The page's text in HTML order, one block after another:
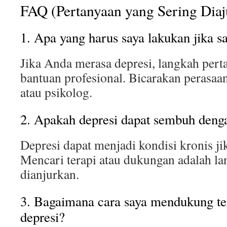
FAQ (Pertanyaan yang Sering
1. Apa yang harus saya lakukan jika
Jika Anda merasa depresi, langkah
bantuan profesional. Bicarakan
atau psikolog.
2. Apakah depresi dapat sembuh
Depresi dapat menjadi kondisi kronis
Mencari terapi atau dukungan adalah
dianjurkan.
3. Bagaimana cara saya mendukung
depresi?